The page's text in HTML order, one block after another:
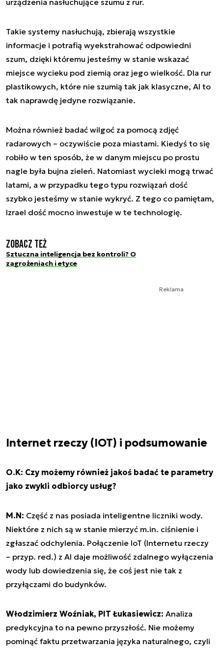
Takie systemy nasłuchują, zbierają wszystkie
informacje i potrafią wyekstrahować odpowiedni
szum, dzięki któremu jesteśmy w stanie wskazać
miejsce wycieku pod ziemią oraz jego wielkość. Dla rur
plastikowych, które nie szumią tak jak klasyczne, AI to
tak naprawdę jedyne rozwiązanie.
Można również badać wilgoć za pomocą zdjęć
radarowych – oczywiście poza miastami. Kiedyś to się
robiło w ten sposób, że w danym miejscu po prostu
nagle była bujna zieleń. Natomiast wycieki mogą trwać
latami, a w przypadku tego typu rozwiązań dość
szybko jesteśmy w stanie wykryć. Z tego co pamiętam,
Izrael dość mocno inwestuje w te technologię.
Zobacz też
Sztuczna inteligencja bez kontroli? O
zagrożeniach i etyce
Reklama
Internet rzeczy (IOT) i podsumowanie
O.K: Czy możemy również jakoś badać te parametry
jako zwykli odbiorcy usług?
M.N: Część z nas posiada inteligentne liczniki wody.
Niektóre z nich są w stanie mierzyć m.in. ciśnienie i
zgłaszać odchylenia. Połączenie IoT (Internetu rzeczy
– przyp. red.) z AI daje możliwość zdalnego wyłączenia
wody lub dowiedzenia się, że coś jest nie tak z
przyłączami do budynków.
Włodzimierz Woźniak, PIT Łukasiewicz: Analiza
predykcyjna to na pewno przyszłość. Nie możemy
pominąć faktu przetwarzania języka naturalnego, czyli